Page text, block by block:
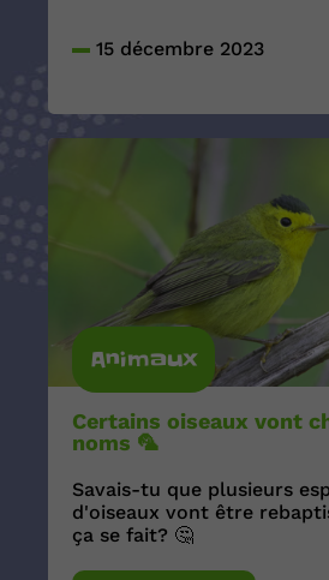
15 décembre 2023
Animaux
Certains oiseaux vont
noms 🦜
Savais-tu que plusieurs
d'oiseaux vont être
ça se fait? 🤔